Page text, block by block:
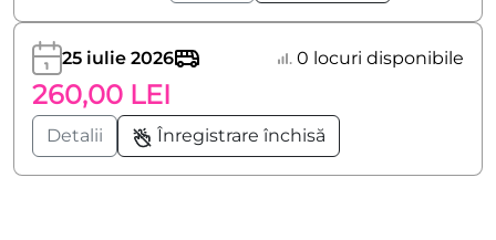
25 iulie 2026 0 locuri disponibile
260,00 LEI
Detalii Înregistrare închisă